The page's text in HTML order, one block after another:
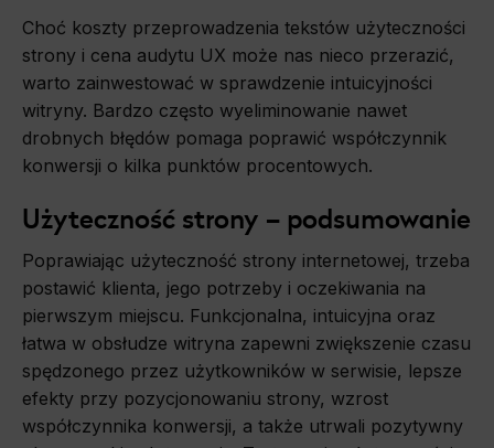
Choć koszty przeprowadzenia tekstów użyteczności
strony i cena audytu UX może nas nieco przerazić,
warto zainwestować w sprawdzenie intuicyjności
witryny. Bardzo często wyeliminowanie nawet
drobnych błędów pomaga poprawić współczynnik
konwersji o kilka punktów procentowych.
Użyteczność strony – podsumowanie
Poprawiając użyteczność strony internetowej, trzeba
postawić klienta, jego potrzeby i oczekiwania na
pierwszym miejscu. Funkcjonalna, intuicyjna oraz
łatwa w obsłudze witryna zapewni zwiększenie czasu
spędzonego przez użytkowników w serwisie, lepsze
efekty przy pozycjonowaniu strony, wzrost
współczynnika konwersji, a także utrwali pozytywny